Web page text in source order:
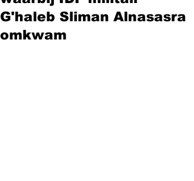
G'haleb Sliman Alnasasra
omkwam